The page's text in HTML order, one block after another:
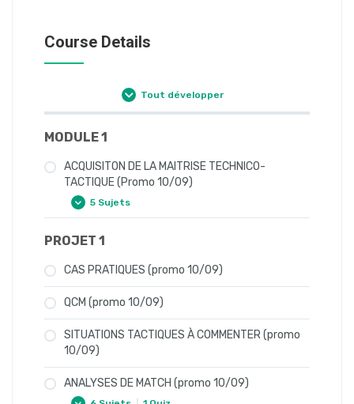
9 – Outils pour exporter
10 – Outils pour filtrer
(promo 14/01)
timeline (promo 14/01)
12 – L’environnement de
14/01)
Course Details
Tout développer
MODULE 1
ACQUISITON DE LA MAITRISE TECHNICO-
TACTIQUE (Promo 10/09)
5 Sujets
INTRODUCTION (promo 14/01)
LES DÉFENSES À 4 (promo 14/01)
LES DÉFENSES À 3 (promo 14/01)
CONSTRUCTION (promo 14/01)
LE SYSTÈME EN MOUVEMENT ((promo
14/01)
PROJET 1
CAS PRATIQUES (promo 10/09)
QCM (promo 10/09)
SITUATIONS TACTIQUES À COMMENTER (promo
10/09)
ANALYSES DE MATCH (promo 10/09)